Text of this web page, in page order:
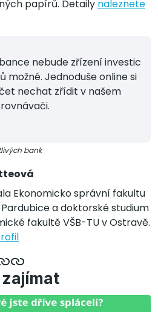
papírů. Detaily naleznete
nebude zřízení investic
možné. Jednoduše online si
nechat zřídit v našem
bank
Ekonomicko správní fakultu
a doktorské studium
fakultě VŠB-TU v Ostravě.